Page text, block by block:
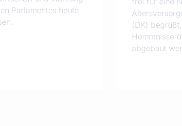
Parlamentes heute
(DK)
Hemmnisse
abgebaut